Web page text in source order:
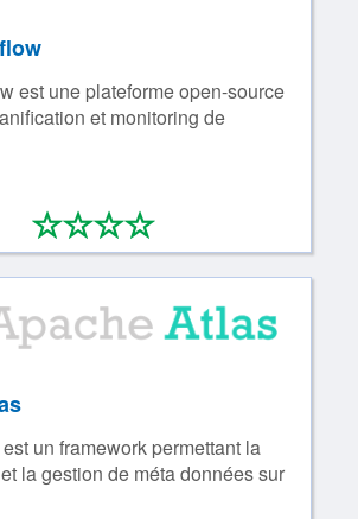
est une plateforme open-source
et monitoring de
****
0/4
un framework permettant la
la gestion de méta données sur